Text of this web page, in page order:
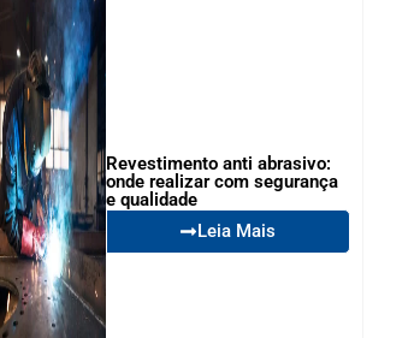
Revestimento anti abrasivo:
onde realizar com segurança
e qualidade
Leia Mais